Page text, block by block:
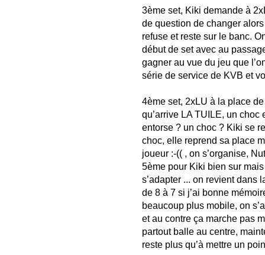
3ème set, Kiki demande à
de question de changer
refuse et reste sur le banc.
début de set avec au
gagner au vue du jeu que
série de service de KVB et
4ème set, 2xLU à la place
qu’arrive LA TUILE, un
entorse ? un choc ? Kiki se
choc, elle reprend sa place
joueur :-(( , on s’organise,
5ème pour Kiki bien sur
s’adapter ... on revient dans
de 8 à 7 si j’ai bonne
beaucoup plus mobile, on
et au contre ça marche pas
partout balle au centre,
reste plus qu’à mettre un